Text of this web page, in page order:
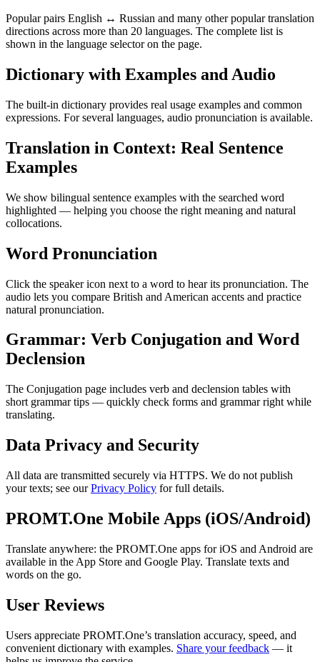
Popular pairs English ↔ Russian and many other popular translation
directions across more than 20 languages. The complete list is
shown in the language selector on the page.
Dictionary with Examples and Audio
The built-in dictionary provides real usage examples and common
expressions. For several languages, audio pronunciation is available.
Translation in Context: Real Sentence
Examples
We show bilingual sentence examples with the searched word
highlighted — helping you choose the right meaning and natural
collocations.
Word Pronunciation
Click the speaker icon next to a word to hear its pronunciation. The
audio lets you compare British and American accents and practice
natural pronunciation.
Grammar: Verb Conjugation and Word
Declension
The Conjugation page includes verb and declension tables with
short grammar tips — quickly check forms and grammar right while
translating.
Data Privacy and Security
All data are transmitted securely via HTTPS. We do not publish
your texts; see ourPrivacy Policy for full details.
PROMT.One Mobile Apps (iOS/Android)
Translate anywhere: the PROMT.One apps for iOS and Android are
available in the App Store and Google Play. Translate texts and
words on the go.
User Reviews
Users appreciate PROMT.One’s translation accuracy, speed, and
convenient dictionary with examples. Share your feedback — it